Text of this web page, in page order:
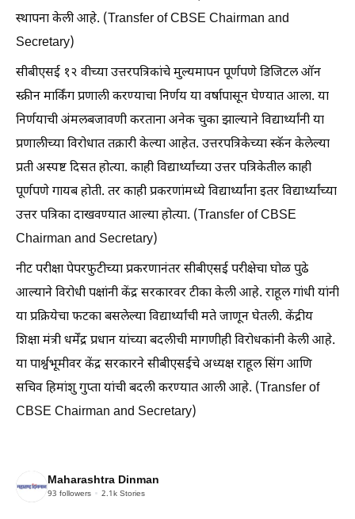
स्थापना केली आहे. (Transfer of CBSE Chairman and
Secretary)
सीबीएसई १२ वीच्या उत्तरपत्रिकांचे मुल्यमापन पूर्णपणे डिजिटल ऑन
स्क्रीन मार्किंग प्रणाली करण्याचा निर्णय या वर्षापासून घेण्यात आला. या
निर्णयाची अंमलबजावणी करताना अनेक चुका झाल्याने विद्यार्थ्यांनी या
प्रणालीच्या विरोधात तक्रारी केल्या आहेत. उत्तरपत्रिकेच्या स्कॅन केलेल्या
प्रती अस्पष्ट दिसत होत्या. काही विद्यार्थ्यांच्या उत्तर पत्रिकेतील काही
पूर्णपणे गायब होती. तर काही प्रकरणांमध्ये विद्यार्थ्यांना इतर विद्यार्थ्यांच्या
उत्तर पत्रिका दाखवण्यात आल्या होत्या. (Transfer of CBSE
Chairman and Secretary)
नीट परीक्षा पेपरफुटीच्या प्रकरणानंतर सीबीएसई परीक्षेचा घोळ पुढे
आल्याने विरोधी पक्षांनी केंद्र सरकारवर टीका केली आहे. राहूल गांधी यांनी
या प्रक्रियेचा फटका बसलेल्या विद्यार्थ्यांची मते जाणून घेतली. केंद्रीय
शिक्षा मंत्री धर्मेंद्र प्रधान यांच्या बदलीची मागणीही विरोधकांनी केली आहे.
या पार्श्वभूमीवर केंद्र सरकारने सीबीएसईचे अध्यक्ष राहूल सिंग आणि
सचिव हिमांशु गुप्ता यांची बदली करण्यात आली आहे. (Transfer of
CBSE Chairman and Secretary)
Maharashtra Dinman
93 followers 2.1k Stories